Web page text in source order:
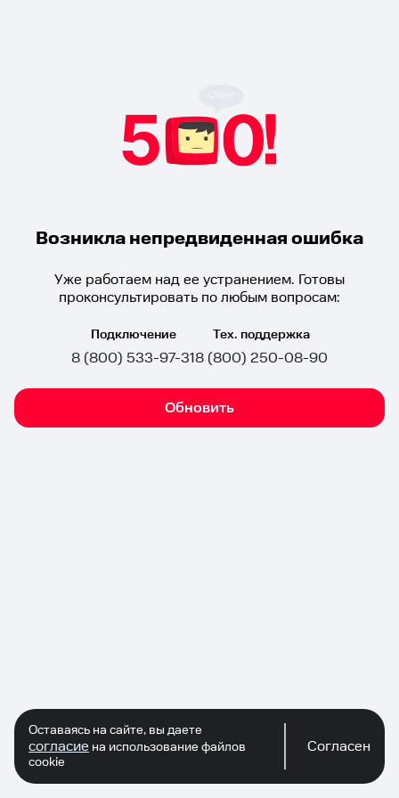
Возникла непредвиденная ошибка
Уже работаем над ее устранением. Готовы
проконсультировать по любым вопросам:
Подключение
8 (800) 533-97-31
Тех. поддержка
8 (800) 250-08-90
Обновить
Оставаясь на сайте, вы даете
согласие на использование файлов
cookie
Согласен